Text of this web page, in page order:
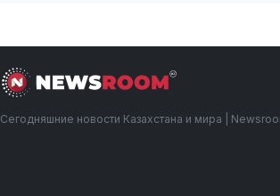
Сегодняшние новости Казахстана и мира |